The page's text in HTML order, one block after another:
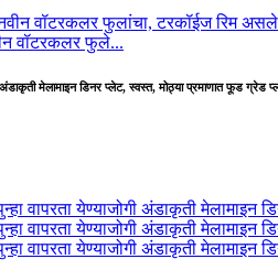
वॉटरकलर फुले...
अंडाकृती मेलामाइन डिनर प्लेट, स्वस्त, मोठ्या प्रमाणात फूड ग्रेड